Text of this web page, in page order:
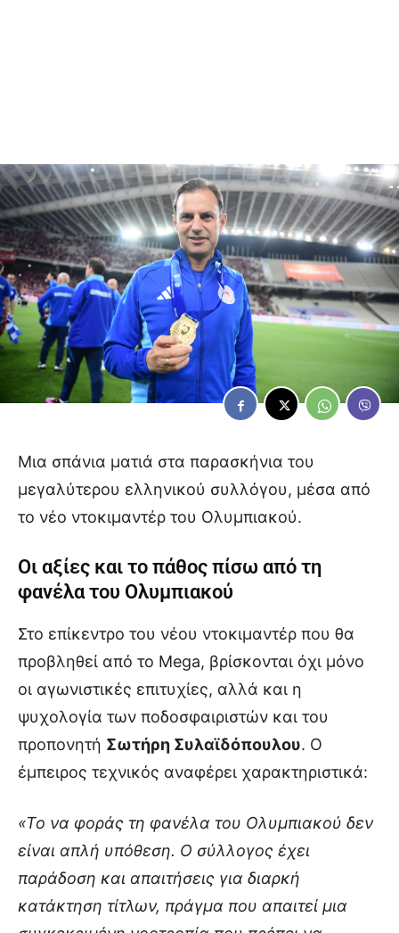
Μια σπάνια ματιά στα παρασκήνια του
μεγαλύτερου ελληνικού συλλόγου, μέσα από
το νέο ντοκιμαντέρ του Ολυμπιακού.
Οι αξίες και το πάθος πίσω από τη
φανέλα του Ολυμπιακού
Στο επίκεντρο του νέου ντοκιμαντέρ που θα
προβληθεί από το Mega, βρίσκονται όχι μόνο
οι αγωνιστικές επιτυχίες, αλλά και η
ψυχολογία των ποδοσφαιριστών και του
προπονητή Σωτήρη Συλαϊδόπουλου. Ο
έμπειρος τεχνικός αναφέρει χαρακτηριστικά:
«Το να φοράς τη φανέλα του Ολυμπιακού δεν
είναι απλή υπόθεση. Ο σύλλογος έχει
παράδοση και απαιτήσεις για διαρκή
κατάκτηση τίτλων, πράγμα που απαιτεί μια